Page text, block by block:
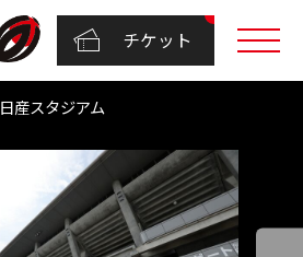
チケット
日産スタジアム